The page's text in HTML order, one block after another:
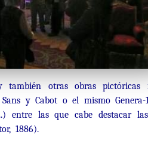
también otras obras
y Cabot o el mismo
entre las que cabe destacar
1886).